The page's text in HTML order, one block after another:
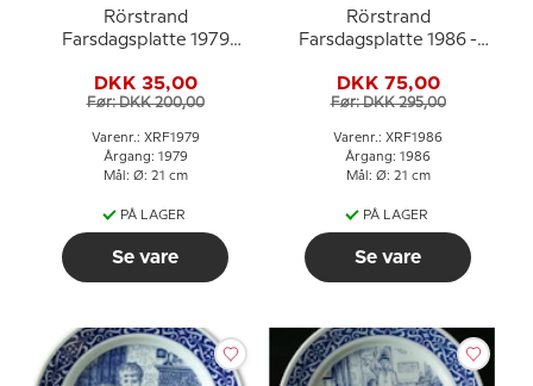
Rörstrand
Farsdagsplatte 1979
DKK 35,00
Før: DKK 200,00
Varenr.: XRF1979
Årgang: 1979
Mål: Ø: 21 cm
PÅ LAGER
Se vare
Rörstrand
Farsdagsplatte 1986 -
DKK 75,00
Før: DKK 295,00
Varenr.: XRF1986
Årgang: 1986
Mål: Ø: 21 cm
PÅ LAGER
Se vare